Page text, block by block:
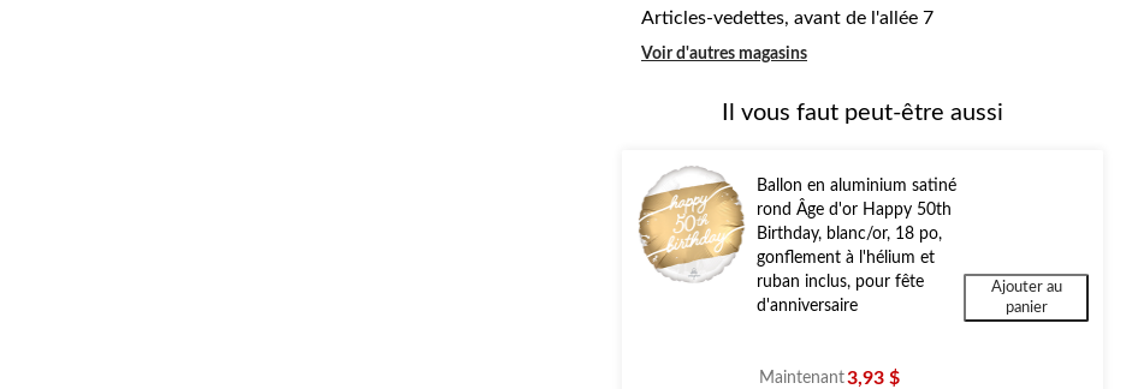
Articles-vedettes, avant de l'allée 7
Voir d'autres magasins
Il vous faut peut-être aussi
Ballon en aluminium satiné
rond Âge d'or Happy 50th
Birthday, blanc/or, 18 po,
gonflement à l'hélium et
ruban inclus, pour fête
d'anniversaire
Maintenant3,93 $
Ajouter au
panier